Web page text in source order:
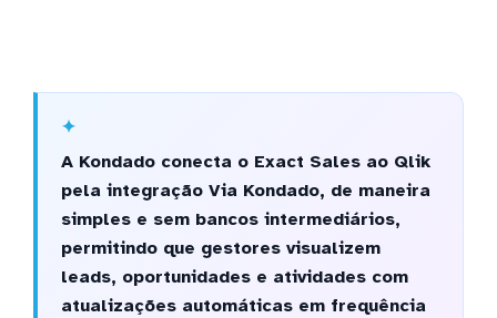
A Kondado conecta o Exact Sales ao Qlik
pela integração Via Kondado, de maneira
simples e sem bancos intermediários,
permitindo que gestores visualizem
leads, oportunidades e atividades com
atualizações automáticas em frequência